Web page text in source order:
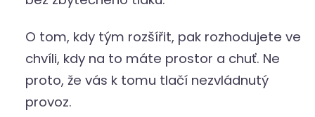
O tom, kdy tým rozšířit, pak rozhodujete ve
chvíli, kdy na to máte prostor a chuť. Ne
proto, že vás k tomu tlačí nezvládnutý
provoz.